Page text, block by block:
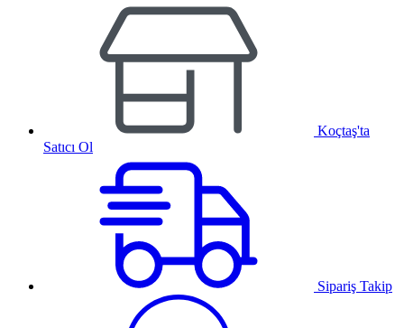
Koçtaş'ta
Satıcı Ol
Sipariş Takip